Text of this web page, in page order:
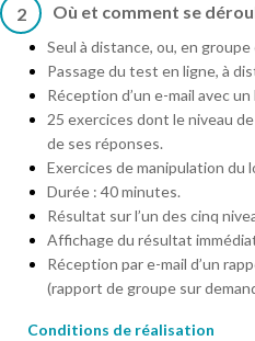
2 Où et comment se
Seul à distance, ou, en
Passage du test en ligne, à
Réception d’un e-mail avec
25 exercices dont le niveau
de ses réponses.
Exercices de manipulation du
Durée : 40 minutes.
Résultat sur l’un des cinq
Affichage du résultat
Réception par e-mail d’un
(rapport de groupe sur
Conditions de réalisation